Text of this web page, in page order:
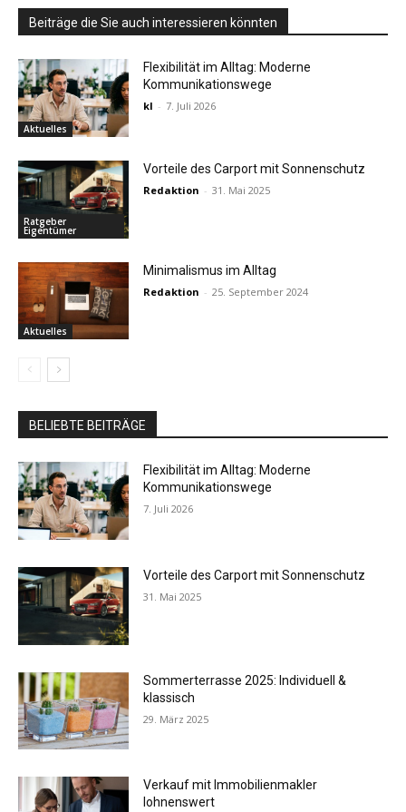
Beiträge die Sie auch interessieren könnten
Aktuelles
Flexibilität im Alltag: Moderne
Kommunikationswege
kl - 7. Juli 2026
Ratgeber
Eigentümer
Vorteile des Carport mit Sonnenschutz
Redaktion - 31. Mai 2025
Aktuelles
Minimalismus im Alltag
Redaktion - 25. September 2024
BELIEBTE BEITRÄGE
Flexibilität im Alltag: Moderne
Kommunikationswege
7. Juli 2026
Vorteile des Carport mit Sonnenschutz
31. Mai 2025
Sommerterrasse 2025: Individuell &
klassisch
29. März 2025
Verkauf mit Immobilienmakler
lohnenswert